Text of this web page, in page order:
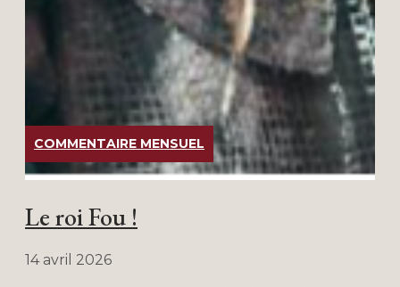
COMMENTAIRE MENSUEL
Le roi Fou !
14 avril 2026